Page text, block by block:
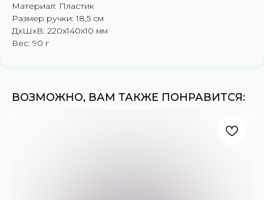
Материал: Пластик
Размер ручки: 18,5 см
ДxШxВ: 220x140x10 мм
Вес: 90 г
ВОЗМОЖНО, ВАМ ТАКЖЕ ПОНРАВИТСЯ: